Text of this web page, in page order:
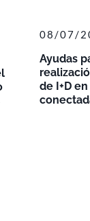
Ayudas
de I+D
08/07/